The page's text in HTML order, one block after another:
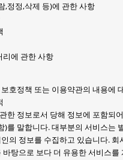
,정정,삭제 등)에 관한 사항
리에 관한 사항
호정책 또는 이용약관의 내용
한 정보로서 당해 정보에 포함되
)를 말합니다. 대부분의 서비스
의 정보를 수집하고 있습니다.
탕으로 보다 더 유용한 서비스